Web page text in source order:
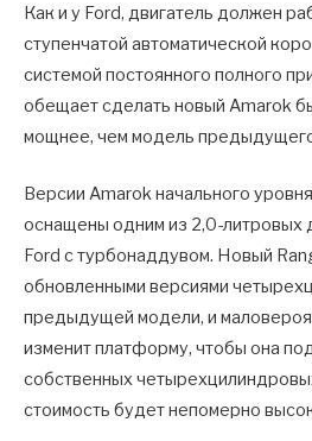
Как и у Ford, двигатель должен
ступенчатой ​​автоматической
системой постоянного полного
обещает сделать новый Amarok
мощнее, чем модель
Версии Amarok начального
оснащены одним из 2,0-литровых
Ford с турбонаддувом. Новый
обновленными версиями
предыдущей модели, и
изменит платформу, чтобы она
собственных
стоимость будет непомерно